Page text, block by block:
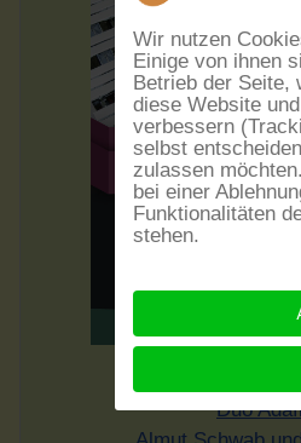
"Shtrudel
Duo
Wir nutzen
Einige von ihnen
Betrieb der Seite,
diese Website
verbessern
selbst
zulassen
bei einer
Funktionalitäten
stehen.